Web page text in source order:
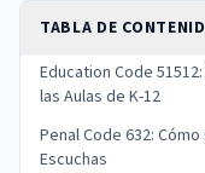
TABLA DE
Education Code
las Aulas de K-12
Penal Code 632:
Escuchas